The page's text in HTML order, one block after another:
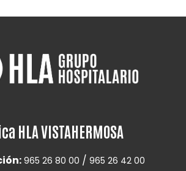
HLA VISTAHERMOSA
965 26 80 00 / 965 26 42 00